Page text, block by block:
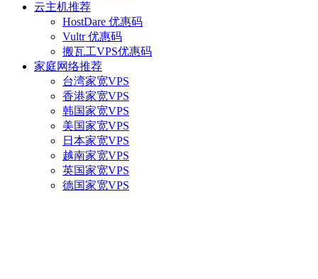
云主机推荐
HostDare 优惠码
Vultr 优惠码
搬瓦工VPS优惠码
家庭网络推荐
台湾家宽VPS
香港家宽VPS
韩国家宽VPS
美国家宽VPS
日本家宽VPS
越南家宽VPS
英国家宽VPS
德国家宽VPS